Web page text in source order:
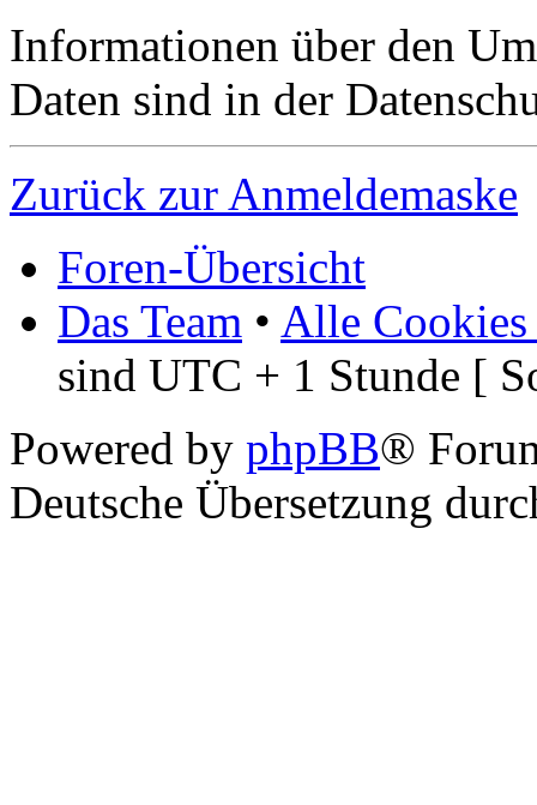
Informationen über den
Daten sind in der
Zurück zur Anmeldemaske
Foren-Übersicht
Das Team • Alle Cookies
sind UTC + 1 Stunde [
Powered by phpBB®
Deutsche Übersetzung